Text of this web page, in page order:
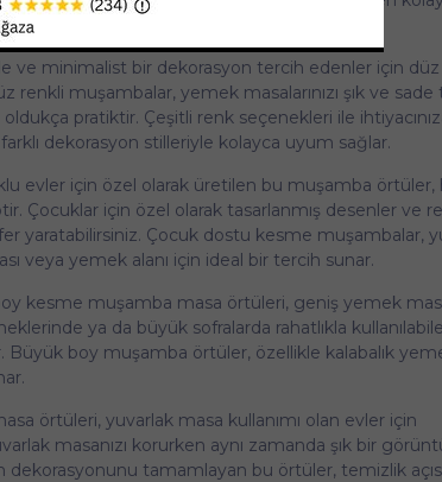
ve minimalist bir dekorasyon tercih edenler için
muşambalar, yemek masalarınızı şık ve sade
pratiktir. Çeşitli renk seçenekleri ile
dekorasyon stilleriyle kolayca uyum sağlar.
evler için özel olarak üretilen bu muşamba örtüler,
Çocuklar için özel olarak tasarlanmış desenler ve
yaratabilirsiniz. Çocuk dostu kesme muşambalar,
veya yemek alanı için ideal bir tercih sunar.
kesme muşamba masa örtüleri, geniş yemek
ya da büyük sofralarda rahatlıkla
Büyük boy muşamba örtüler, özellikle kalabalık
örtüleri, yuvarlak masa kullanımı olan evler için
masanızı korurken aynı zamanda şık bir
dekorasyonunu tamamlayan bu örtüler, temizlik